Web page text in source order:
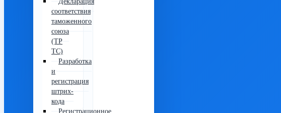
соответствия
таможенного
союза
(ТР
ТС)
Разработка
и
регистрация
штрих-
кода
Регистрационное